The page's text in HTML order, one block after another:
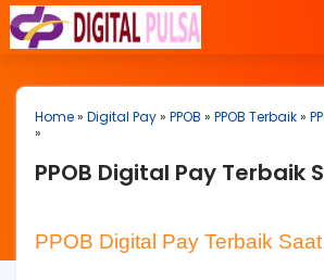
Home» Digital Pay» PPOB » PPOB Terbaik»
»
PPOB Digital Pay Terbaik
PPOB Digital Pay Terbaik